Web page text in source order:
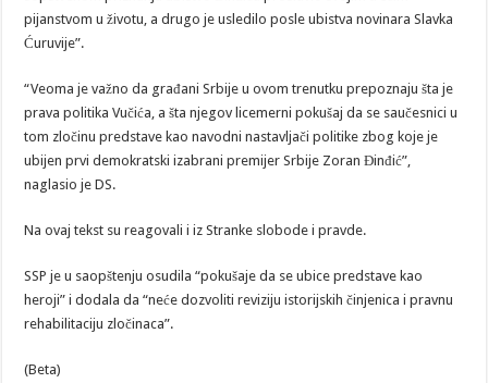
pijanstvom u životu, a drugo je usledilo posle ubistva novinara Slavka
Ćuruvije”.
“Veoma je važno da građani Srbije u ovom trenutku prepoznaju šta je
prava politika Vučića, a šta njegov licemerni pokušaj da se saučesnici u
tom zločinu predstave kao navodni nastavljači politike zbog koje je
ubijen prvi demokratski izabrani premijer Srbije Zoran Đinđić”,
naglasio je DS.
Na ovaj tekst su reagovali i iz Stranke slobode i pravde.
SSP je u saopštenju osudila “pokušaje da se ubice predstave kao
heroji” i dodala da “neće dozvoliti reviziju istorijskih činjenica i pravnu
rehabilitaciju zločinaca”.
(Beta)